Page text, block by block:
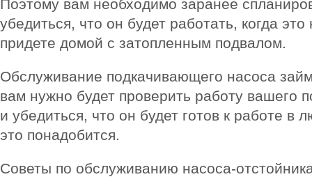
Поэтому вам необходимо заранее
убедиться, что он будет работать, когда
придете домой с затопленным подвалом.
Обслуживание подкачивающего насоса
вам нужно будет проверить работу вашего
и убедиться, что он будет готов к работе в
это понадобится.
Советы по обслуживанию насоса-